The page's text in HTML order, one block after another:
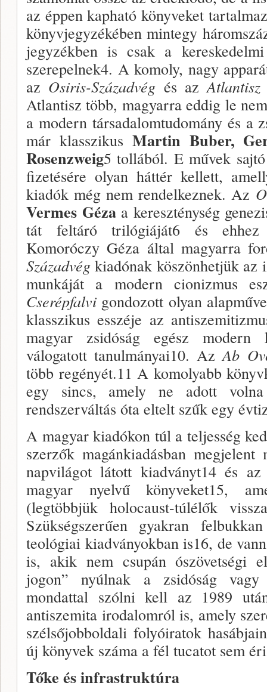
az éppen kapható könyveket
könyvjegyzékében mintegy
jegyzékben is csak a
szere­pelnek4. A komoly, nagy
az Osiris-Századvég és az Atlantisz
Atlantisz több, magyarra eddig le
a modern társadalomtudomány és a
már klasszi­kus Martin Buber,
Rosenzweig5 tollából. E mű­vek
fi­zetésére olyan háttér kellett,
kiadók még nem rendelkeznek. Az
Vermes Géza a keresztény­ség
tát feltáró trilógiáját6 és ehhez
Komoróczy Géza ál­tal magyarra
Századvég kiadónak köszönhet­jük
munkáját a modern cionizmus
Cserépfalvi gon­dozott olyan
klasszikus esszéje az
magyar zsidóság egész modern
válogatott tanulmá­nyai10. AzAb
több regényét.11 A komo­lyabb
egy sincs, amely ne adott
rendszerváltás óta eltelt szűk egy
A magyar kiadókon túl a teljesség
szer­zők magánkiadásban
napvilágot látott kiadványt14 és
magyar nyelvű könyveket15,
(legtöbbjük holo­caust-túlélők
Szükségszerűen gyakran
teológi­ai kiadványokban is16, de
is, akik nem csupán ószövetségi
jogon” nyúlnak a zsidóság
mondattal szólni kell az 1989
antiszemita irodalomról is, amely
szél­sőjobboldali folyóiratok
új könyvek száma a fél tucatot sem
Tőke és infrastruktúra